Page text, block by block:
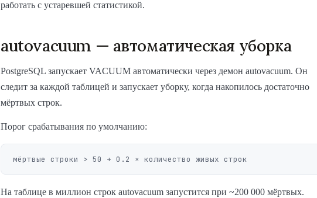
работать с устаревшей статистикой.
autovacuum — автоматическая уборка
PostgreSQL запускает VACUUM автоматически через демон autovacuum. Он
следит за каждой таблицей и запускает уборку, когда накопилось достаточно
мёртвых строк.
Порог срабатывания по умолчанию:
На таблице в миллион строк autovacuum запустится при ~200 000 мёртвых.